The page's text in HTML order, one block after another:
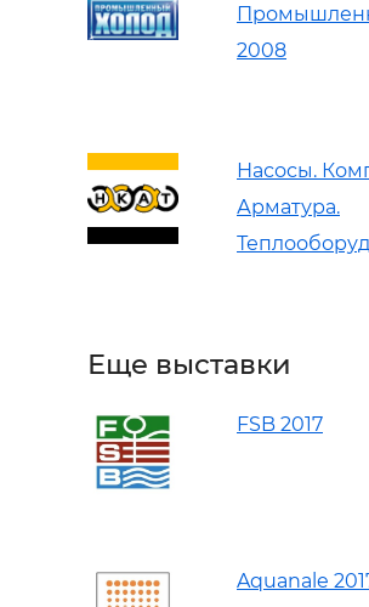
2008
Насосы.
Арматура.
Еще выставки
FSB 2017
Aquanale